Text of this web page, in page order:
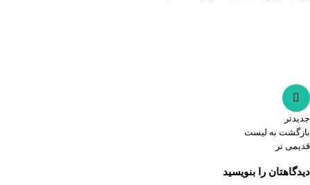
جدیدتر
بازگشت به لیست
قدیمی تر
دیدگاهتان را بنویسید